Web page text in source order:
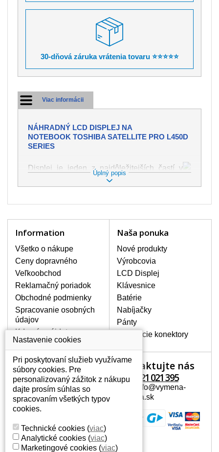
30-dňová záruka vrátenia tovaru ⭐⭐⭐⭐⭐
Viac informácii
NÁHRADNÝ LCD DISPLEJ NA
NOTEBOOK TOSHIBA SATELLITE PRO L450D
SERIES
Displej je jeden z najdôležitejších častí v
notebooku, preto dbáme na najvyššiu kvalitu
tohto náhradného dielu. Slúži k
podobe. Poškodenie je veľmi ľahké, preto je
poškodenie je možné zaradiť mechanické
poškodenie napr. prasklinu alebo
poškrábanie. Ďalej zvislé pruhy, nesvietiaci
displej, preblikávanie alebo nerovnomerný
jas.
LCD DISPLEJE NAJVYŠŠEJ
KVALITY !
Skladom držíme len originálne displeje, ktoré
spĺňajú vysokú kvalitu triedy A+ bez chybných
pixelov a to po celú dobu záruky.
AKO ZISTÍTE AKÝ POTREBUJETE
DISPLEJ PRE SVOJ NOTEBOOK?
Displej je možné dohľadať podľa modelu
notebooku, ktorý je uvedený na spodnej
strane notebooku na štítku alebo pod
batériou. Býva tiež znázornený na
rámčeku alebo pri klávesnici. V prípade,
že máte displej demontovaný, dohľadáte
to vďaka modelovému označeniu z
displeja, ktoré sa nachádza na štítku pri
Úplný popis
Information
Všetko o nákupe
Ceny dopravného
Veľkoobchod
Reklamačný poriadok
Obchodné podmienky
Spracovanie osobných
údajov
Kde nás nájdete
Naša ponuka
Nové produkty
Výrobcovia
LCD Displej
Klávesnice
Batérie
Nabíjačky
Pánty
Napájacie konektory
Váš účet
Váš účet
Osobné informácie
Adresy
Kontaktujte nás
+421 221 021 395
Mail: info@vymena-
displeja.sk
Nastavenie cookies
Pri poskytovaní služieb využívame
súbory cookies. Pre
personalizovaný zážitok z nákupu
dajte prosím súhlas so
spracovaním všetkých typov
cookies.
Technické cookies (viac)
Analytické cookies (viac)
Marketingové cookies (viac)